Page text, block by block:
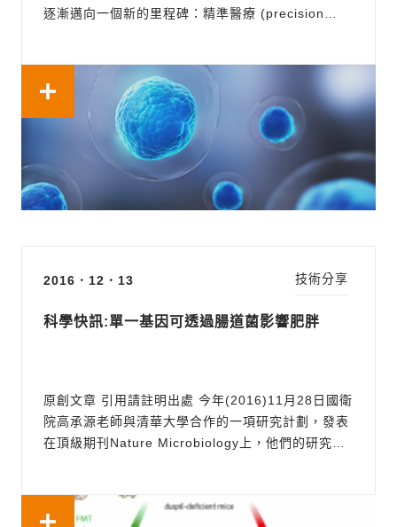
逐漸邁向一個新的里程碑：精準醫療 (precision
因體總和大約是人類自身基因總數的一百倍。如此龐
大的腸道菌基因...
2016．12．13
科學快訊:單一基因可透過腸道菌影響肥胖
原創文章 引用請註明出處 今年(2016)11月28日國衛
院高承源老師與清華大學合作的一項研究計劃，發表
在頂級期刊Nature Microbiology上，他們的研究成
用做了深入的探討，利用小鼠做為模式動物，發現剔
技術分享